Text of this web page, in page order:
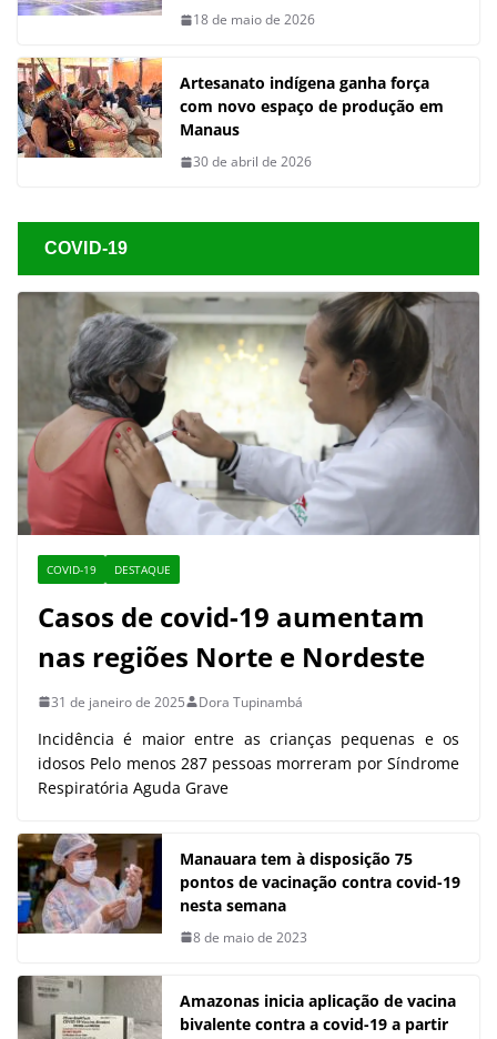
18 de maio de 2026
Artesanato indígena ganha força
com novo espaço de produção em
Manaus
30 de abril de 2026
COVID-19
COVID-19 DESTAQUE
Casos de covid-19 aumentam
nas regiões Norte e Nordeste
31 de janeiro de 2025 Dora Tupinambá
Incidência é maior entre as crianças pequenas e os
idosos Pelo menos 287 pessoas morreram por Síndrome
Respiratória Aguda Grave
Manauara tem à disposição 75
pontos de vacinação contra covid-19
nesta semana
8 de maio de 2023
Amazonas inicia aplicação de vacina
bivalente contra a covid-19 a partir